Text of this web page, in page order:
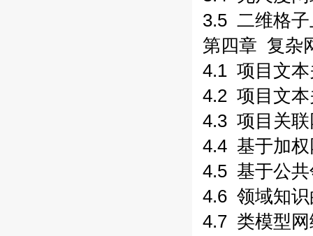
3.5 二维格
第四章 复杂
4.1 项目文本
4.2 项目文本
4.3 项目关
4.4 基于加权
4.5 基于公共
4.6 领域知
4.7 类模型